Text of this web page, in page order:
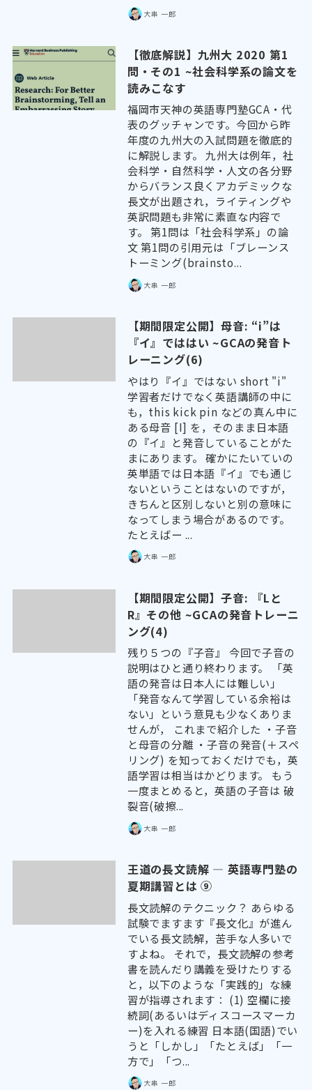
大串 一郎
【徹底解説】九州大 2020 第1
問・その1 ~社会科学系の論文を
読みこなす
福岡市天神の英語専門塾GCA・代
表のグッチャンです。今回から昨
年度の九州大の入試問題を徹底的
に解説します。 九州大は例年，社
会科学・自然科学・人文の各分野
からバランス良くアカデミックな
長文が出題され，ライティングや
英訳問題も非常に素直な内容で
す。 第1問は「社会科学系」の論
文 第1問の引用元は「ブレーンス
トーミング(brainsto...
大串 一郎
【期間限定公開】母音: “i”は
『イ』でははい ~GCAの発音ト
レーニング(6)
やはり『イ』ではない short "i"
学習者だけでなく英語講師の中に
も，this kick pin などの真ん中に
ある母音 [I] を，そのまま日本語
の『イ』と発音していることがた
まにあります。 確かにたいていの
英単語では日本語『イ』でも通じ
ないということはないのですが，
きちんと区別しないと別の意味に
なってしまう場合があるのです。
たとえばー ...
大串 一郎
【期間限定公開】子音: 『Lと
R』その他 ~GCAの発音トレーニ
ング(4)
残り５つの『子音』 今回で子音の
説明はひと通り終わります。 「英
語の発音は日本人には難しい」
「発音なんて学習している余裕は
ない」という意見も少なくありま
せんが， これまで紹介した ・子音
と母音の分離 ・子音の発音(＋スペ
リング) を知っておくだけでも，英
語学習は相当はかどります。 もう
一度まとめると，英語の子音は 破
裂音(破擦...
大串 一郎
王道の長文読解 ― 英語専門塾の
夏期講習とは ⑨
長文読解のテクニック？ あらゆる
試験でますます『長文化』が進ん
でいる長文読解，苦手な人多いで
すよね。 それで，長文読解の参考
書を読んだり講義を受けたりする
と，以下のような「実践的」な練
習が指導されます： (1) 空欄に接
続詞(あるいはディスコースマーカ
ー)を入れる練習 日本語(国語)でい
うと「しかし」「たとえば」「一
方で」「つ...
大串 一郎